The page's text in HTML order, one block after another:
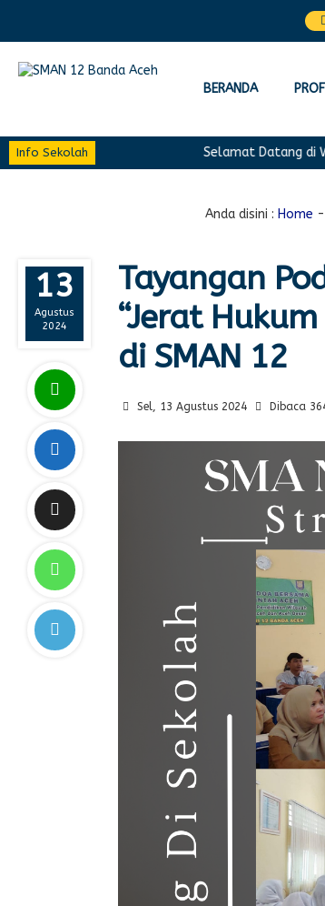
BERANDA
Info Sekolah Selamat Datang di
Anda disini : Home -
13
Agustus
2024
Tayangan
“Jerat
di SMAN 12
Sel, 13 Agustus 2024 Dibaca